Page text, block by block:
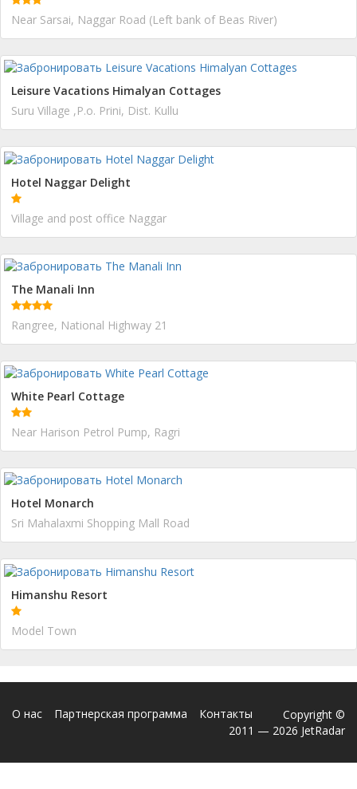
Near Sarsai, Naggar Road (Left bank of Beas River)
Leisure Vacations Himalyan Cottages
Suru Village ,P.o. Prini, Dist. Kullu
Hotel Naggar Delight
Village and post office Naggar
The Manali Inn
Rangree, National Highway 21
White Pearl Cottage
Near Harison Petrol Pump, Ragri
Hotel Monarch
Sri Mahalaxmi Shopping Mall Road
Himanshu Resort
Model Town
О нас Партнерская программа Контакты
Copyright ©
2011 — 2026 JetRadar